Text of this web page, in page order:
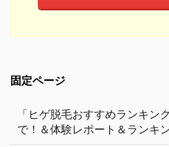
固定ページ
「ヒゲ脱毛おすすめランキン
で！＆体験レポート＆ランキ